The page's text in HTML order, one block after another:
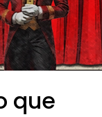
que